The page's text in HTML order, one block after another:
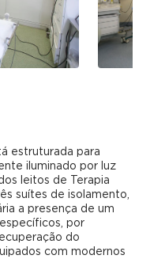
estruturada para
iluminado por luz
leitos de Terapia
suítes de isolamento,
a presença de um
por
do
com modernos